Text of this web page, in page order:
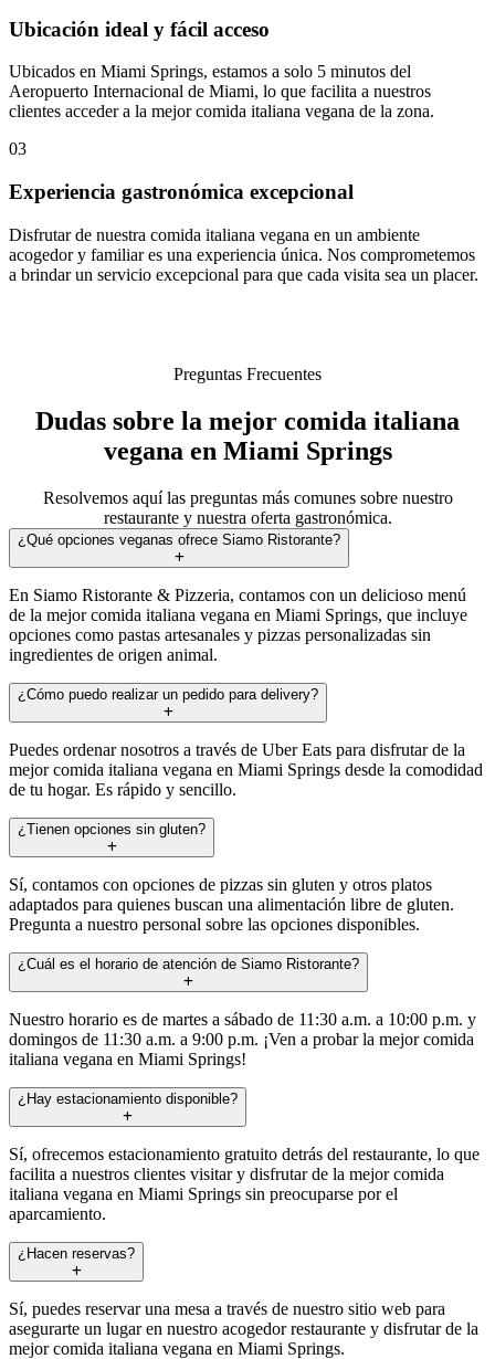
Ubicación ideal y fácil acceso
Ubicados en Miami Springs, estamos a solo 5 minutos del
Aeropuerto Internacional de Miami, lo que facilita a nuestros
clientes acceder a la mejor comida italiana vegana de la zona.
03
Experiencia gastronómica excepcional
Disfrutar de nuestra comida italiana vegana en un ambiente
acogedor y familiar es una experiencia única. Nos comprometemos
a brindar un servicio excepcional para que cada visita sea un placer.
Preguntas Frecuentes
Dudas sobre la mejor comida italiana
vegana en Miami Springs
Resolvemos aquí las preguntas más comunes sobre nuestro
restaurante y nuestra oferta gastronómica.
¿Qué opciones veganas ofrece Siamo Ristorante?
En Siamo Ristorante & Pizzeria, contamos con un delicioso menú
de la mejor comida italiana vegana en Miami Springs, que incluye
opciones como pastas artesanales y pizzas personalizadas sin
ingredientes de origen animal.
¿Cómo puedo realizar un pedido para delivery?
Puedes ordenar nosotros a través de Uber Eats para disfrutar de la
mejor comida italiana vegana en Miami Springs desde la comodidad
de tu hogar. Es rápido y sencillo.
¿Tienen opciones sin gluten?
Sí, contamos con opciones de pizzas sin gluten y otros platos
adaptados para quienes buscan una alimentación libre de gluten.
Pregunta a nuestro personal sobre las opciones disponibles.
¿Cuál es el horario de atención de Siamo Ristorante?
Nuestro horario es de martes a sábado de 11:30 a.m. a 10:00 p.m. y
domingos de 11:30 a.m. a 9:00 p.m. ¡Ven a probar la mejor comida
italiana vegana en Miami Springs!
¿Hay estacionamiento disponible?
Sí, ofrecemos estacionamiento gratuito detrás del restaurante, lo que
facilita a nuestros clientes visitar y disfrutar de la mejor comida
italiana vegana en Miami Springs sin preocuparse por el
aparcamiento.
¿Hacen reservas?
Sí, puedes reservar una mesa a través de nuestro sitio web para
asegurarte un lugar en nuestro acogedor restaurante y disfrutar de la
mejor comida italiana vegana en Miami Springs.